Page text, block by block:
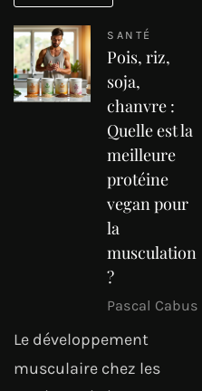
SANTÉ
Pois, riz,
soja,
chanvre :
Quelle est la
meilleure
protéine
vegan pour
la
musculation
?
Pascal Cabus
Le développement
musculaire chez les